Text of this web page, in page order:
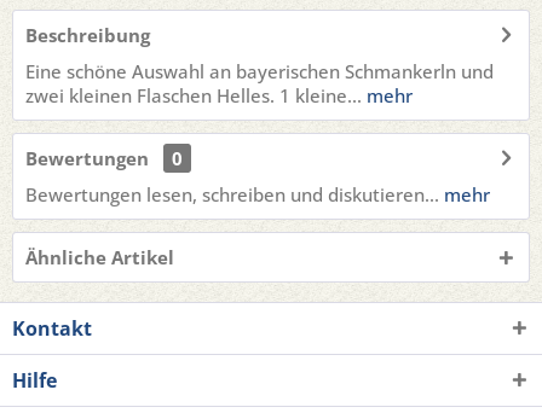
Beschreibung
Eine schöne Auswahl an bayerischen Schmankerln und
zwei kleinen Flaschen Helles. 1 kleine... mehr
Bewertungen
0
Bewertungen lesen, schreiben und diskutieren... mehr
Ähnliche Artikel
Kontakt
Hilfe